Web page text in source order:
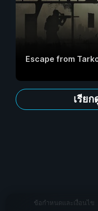
Escape from
เรีย
ข้อกำหนดและเงื่อนไข